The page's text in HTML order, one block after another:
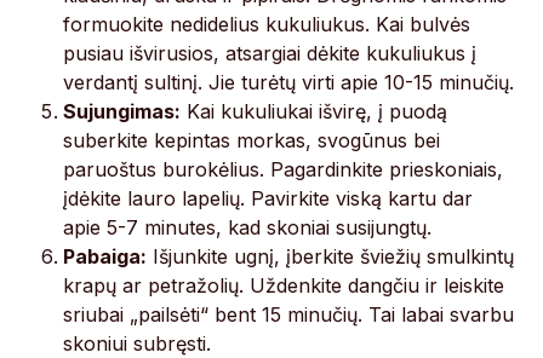
formuokite nedidelius kukuliukus. Kai bulvės
pusiau išvirusios, atsargiai dėkite kukuliukus į
verdantį sultinį. Jie turėtų virti apie 10-15 minučių.
Sujungimas: Kai kukuliukai išvirę, į puodą
suberkite kepintas morkas, svogūnus bei
paruoštus burokėlius. Pagardinkite prieskoniais,
įdėkite lauro lapelių. Pavirkite viską kartu dar
apie 5-7 minutes, kad skoniai susijungtų.
Pabaiga: Išjunkite ugnį, įberkite šviežių smulkintų
krapų ar petražolių. Uždenkite dangčiu ir leiskite
sriubai „pailsėti“ bent 15 minučių. Tai labai svarbu
skoniui subręsti.